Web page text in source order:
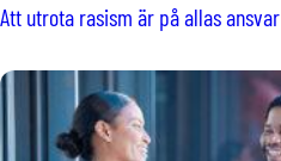
Att utrota rasism är på allas ansvar